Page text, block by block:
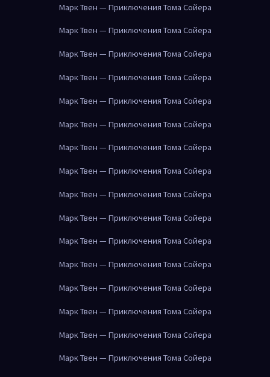
Марк Твен — Приключения Тома Сойера
Марк Твен — Приключения Тома Сойера
Марк Твен — Приключения Тома Сойера
Марк Твен — Приключения Тома Сойера
Марк Твен — Приключения Тома Сойера
Марк Твен — Приключения Тома Сойера
Марк Твен — Приключения Тома Сойера
Марк Твен — Приключения Тома Сойера
Марк Твен — Приключения Тома Сойера
Марк Твен — Приключения Тома Сойера
Марк Твен — Приключения Тома Сойера
Марк Твен — Приключения Тома Сойера
Марк Твен — Приключения Тома Сойера
Марк Твен — Приключения Тома Сойера
Марк Твен — Приключения Тома Сойера
Марк Твен — Приключения Тома Сойера